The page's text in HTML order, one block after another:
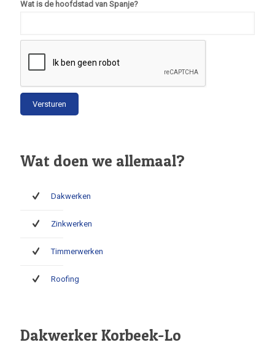
Wat is de hoofdstad van Spanje?
Wat doen we allemaal?
Dakwerken
Zinkwerken
Timmerwerken
Roofing
Dakwerker Korbeek-Lo